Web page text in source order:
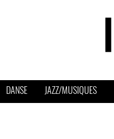
DANSE JAZZ/MUSIQUES